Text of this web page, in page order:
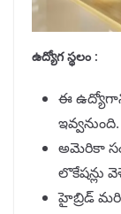
ఉద్యోగ స్థలం :
ఈ
ఇవ్వనుంది.
అమెరికా
లొకేషన్లు
హైబ్రిడ్